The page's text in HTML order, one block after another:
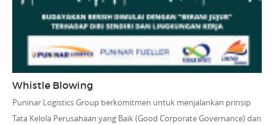
Whistle Blowing
Puninar Logistics Group berkomitmen untuk menjalankan prinsip
Tata Kelola Perusahaan yang Baik (Good Corporate Governance) dan